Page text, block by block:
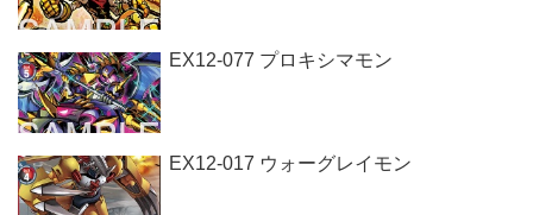
EX12-077 プロキシマモン
EX12-017 ウォーグレイモン